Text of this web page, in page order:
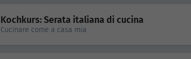
Kochkurs: Serata italiana di cucina
Cucinare come a casa mia